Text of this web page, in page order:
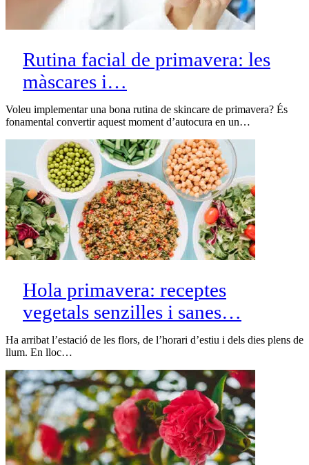
Rutina facial de primavera: les
màscares i…
Voleu implementar una bona rutina de skincare de primavera? És
fonamental convertir aquest moment d’autocura en un…
Hola primavera: receptes
vegetals senzilles i sanes…
Ha arribat l’estació de les flors, de l’horari d’estiu i dels dies plens de
llum. En lloc…